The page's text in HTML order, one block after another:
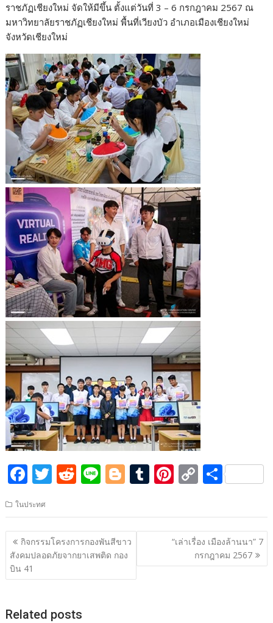
ราชภัฏเชียงใหม่ จัดให้มีขึ้น ตั้งแต่วันที่ 3 – 6 กรกฎาคม 2567 ณ
มหาวิทยาลัยราชภัฏเชียงใหม่ พื้นที่เวียงบัว อำเภอเมืองเชียงใหม่
จังหวัดเชียงใหม่
F
e
b
o
o
T
itt
er
R
d
di
t
Li
e
Bl
g
g
er
T
m
bl
Pi
er
e
st
C
p
y
Li
n
S
ar
e
ในประทศ
แนะแนว
เรื่อง
กิจกรรมโครงการกองพันสีขาว
สังคมปลอดภัยจากยาเสพติด กอง
บิน 41
“เล่าเรื่อง เมืองล้านนา” 7
กรกฎาคม 2567
Related posts